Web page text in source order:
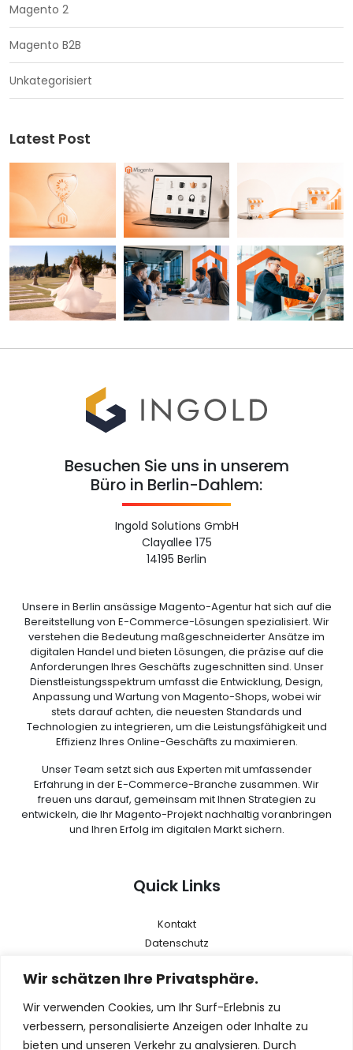
Wir schätzen Ihre Privatsphäre.
Wir verwenden Cookies, um Ihr Surf-Erlebnis zu
verbessern, personalisierte Anzeigen oder Inhalte zu
bieten und unseren Verkehr zu analysieren. Durch
Magento 2
Magento B2B
Unkategorisiert
Latest Post
Besuchen Sie uns in unserem
Büro in Berlin-Dahlem:
Ingold Solutions GmbH
Clayallee 175
14195 Berlin
Unsere in Berlin ansässige Magento-Agentur hat sich auf die
Bereitstellung von E-Commerce-Lösungen spezialisiert. Wir
verstehen die Bedeutung maßgeschneiderter Ansätze im
digitalen Handel und bieten Lösungen, die präzise auf die
Anforderungen Ihres Geschäfts zugeschnitten sind. Unser
Dienstleistungsspektrum umfasst die Entwicklung, Design,
Anpassung und Wartung von Magento-Shops, wobei wir
stets darauf achten, die neuesten Standards und
Technologien zu integrieren, um die Leistungsfähigkeit und
Effizienz Ihres Online-Geschäfts zu maximieren.
Unser Team setzt sich aus Experten mit umfassender
Erfahrung in der E-Commerce-Branche zusammen. Wir
freuen uns darauf, gemeinsam mit Ihnen Strategien zu
entwickeln, die Ihr Magento-Projekt nachhaltig voranbringen
und Ihren Erfolg im digitalen Markt sichern.
Quick Links
Kontakt
Datenschutz
Impressum
Menu